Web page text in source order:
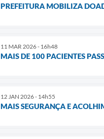
PREFEITURA MOBILIZA
11 MAR 2026 - 16h48
MAIS DE 100 PACIENTES
12 JAN 2026 - 14h55
MAIS SEGURANÇA E